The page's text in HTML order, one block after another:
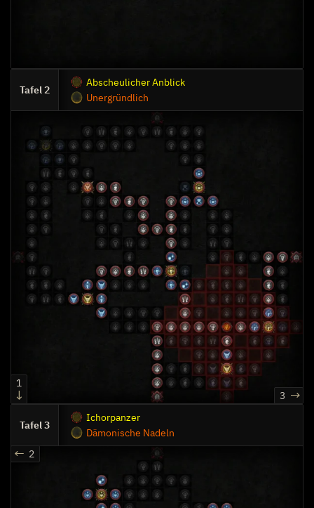
2
Abscheulicher Anblick
Unergründlich
3
1
3
Ichorpanzer
Dämonische Nadeln
2